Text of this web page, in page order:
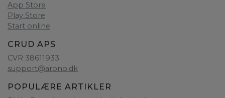
App Store
Play Store
Start online
CRUD APS
CVR 38611933
support@arono.dk
POPULÆRE ARTIKLER